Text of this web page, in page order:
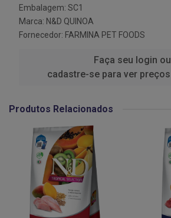
Embalagem: SC1
Marca: N&D QUINOA
Fornecedor: FARMINA PET FOODS
Faça seu login ou
cadastre-se para ver
Produtos Relacionados